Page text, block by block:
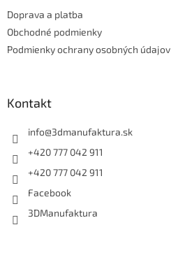
Doprava a platba
Obchodné podmienky
Podmienky ochrany osobných údajov
Kontakt
info@3dmanufaktura.sk
+420 777 042 911
+420 777 042 911
Facebook
3DManufaktura